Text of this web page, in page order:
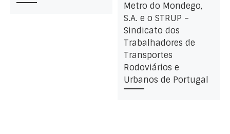
Metro do Mondego,
S.A. e o STRUP –
Sindicato dos
Trabalhadores de
Transportes
Rodoviários e
Urbanos de Portugal